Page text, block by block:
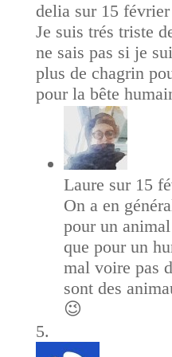
delia sur 15
Je suis trés triste
ne sais pas si je
plus de chagrin
pour la bête
Laure sur 15
On a en
pour un
que pour un
mal voire pas
sont des
😉